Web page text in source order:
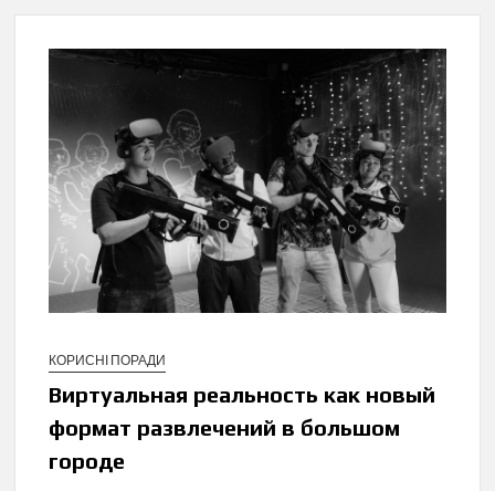
КОРИСНІ ПОРАДИ
Виртуальная реальность как новый
формат развлечений в большом
городе